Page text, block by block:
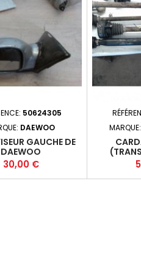
50624305
DAEWOO
GAUCHE DE
DAEWOO
Prix
30,00 €
MARQUE: